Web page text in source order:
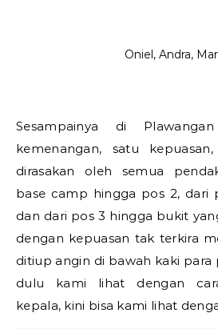
Oniel, Andra,
Sesampainya di
kemenangan, satu
dirasakan oleh semua
base camp hingga pos 2, dari
dan dari pos 3 hingga bukit
dengan kepuasan tak terkira
ditiup angin di bawah kaki para
dulu kami lihat dengan
kepala, kini bisa kami lihat